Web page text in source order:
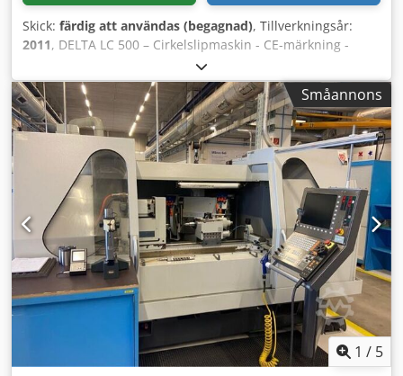
Skick: färdig att användas (begagnad), Tillverkningsår:
2011, DELTA LC 500 – Cirkelslipmaskin - CE-märkning -
Tillverkningsår 2011 - Magnetisk bordsskiva – roterande
bord, 500 mm - Max. slipdiameter 500 mm - Avstånd
mellan pelare och slipspindelns axel 315 mm - Max.
sliphöjd, magnetisk bordsskiva – slipskiva 215 mm -
Slipspindelhastighet 2840 varv/min - Finjustering via
mikrometer, 0,01 mm - Grovjustering (höjdjustering)
motoriserad via tangentbord - Spindelmotor 3 kW Dodpfx
Aezkvz Neb Uokr - Mått på slipskivan 200 x 80 x 78 mm -
Maskinkåpa - Kylmedelsanläggning - Dokumentation Mått:
L x B x H 1,3 x 0,8 x 1,8 meter / Vikt 800 kg Med reservation
för fel och slarvfel.
Småannons
1 / 5